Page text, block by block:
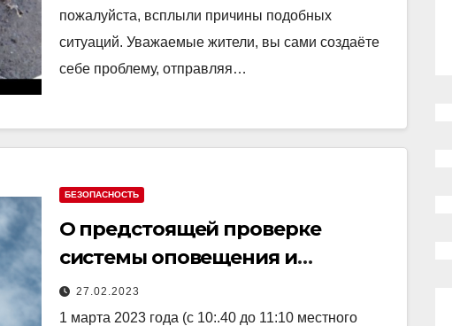
пожалуйста, всплыли причины подобных
ситуаций. Уважаемые жители, вы сами создаёте
себе проблему, отправляя…
БЕЗОПАСНОСТЬ
О предстоящей проверке
системы оповещения и
передаче сигналов ГО
27.02.2023
1 марта 2023 года (с 10:.40 до 11:10 местного